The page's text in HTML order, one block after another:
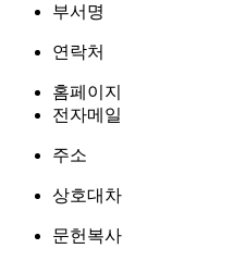
부서명
연락처
홈페이지
전자메일
주소
상호대차
문헌복사